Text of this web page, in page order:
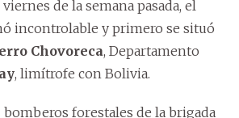
de la semana pasada, el
incontrolable y primero se situó
Chovoreca, Departamento
, limítrofe con Bolivia.
bomberos forestales de la brigada